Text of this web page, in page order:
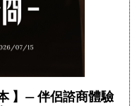
】— 伴侶諮商體驗